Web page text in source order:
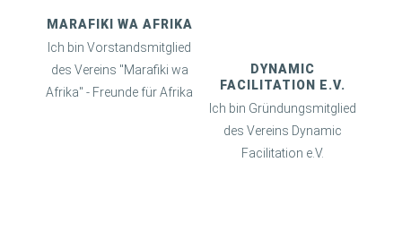
MARAFIKI WA AFRIKA
Ich bin Vorstandsmitglied
des Vereins "Marafiki wa
Afrika" - Freunde für Afrika
DYNAMIC
FACILITATION E.V.
Ich bin Gründungsmitglied
des Vereins Dynamic
Facilitation e.V.